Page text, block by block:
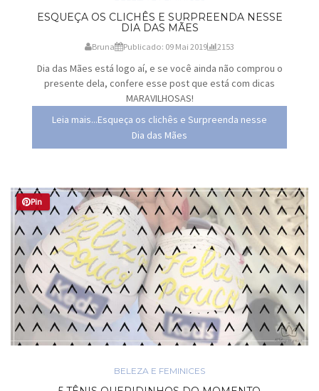
ESQUEÇA OS CLICHÊS E SURPREENDA NESSE
DIA DAS MÃES
Bruna Publicado: 09 Mai 2019 2153
Dia das Mães está logo aí, e se você ainda não comprou o
presente dela, confere esse post que está com dicas
MARAVILHOSAS!
Leia mais...Esqueça os clichês e Surpreenda nesse
Dia das Mães
Pin
BELEZA E FEMINICES